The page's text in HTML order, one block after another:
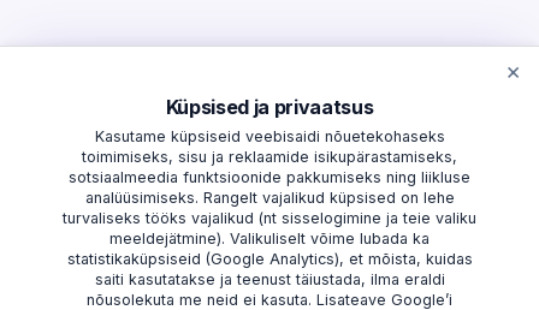
×
Küpsised ja privaatsus
Kasutame küpsiseid veebisaidi nõuetekohaseks
toimimiseks, sisu ja reklaamide isikupärastamiseks,
sotsiaalmeedia funktsioonide pakkumiseks ning liikluse
analüüsimiseks. Rangelt vajalikud küpsised on lehe
turvaliseks tööks vajalikud (nt sisselogimine ja teie valiku
meeldejätmine). Valikuliselt võime lubada ka
statistikaküpsiseid (Google Analytics), et mõista, kuidas
saiti kasutatakse ja teenust täiustada, ilma eraldi
nõusolekuta me neid ei kasuta. Lisateave Google’i